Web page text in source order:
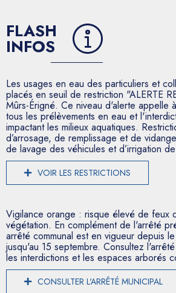
FLASH
INFOS
Les usages en eau des particuliers et
placés en seuil de restriction "ALERTE
Mûrs-Érigné. Ce niveau d'alerte appelle
tous les prélèvements en eau et
impactant les milieux aquatiques.
d’arrosage, de remplissage et de
de lavage des véhicules et d’irrigation
VOIR LES RESTRICTIONS
Vigilance orange : risque élevé de feux
végétation. En complément de l'arrêté
arrêté communal est en vigueur depuis
jusqu'au 15 septembre. Consultez
les interdictions et les espaces arborés
CONSULTER L'ARRÊTÉ MUNICIPAL